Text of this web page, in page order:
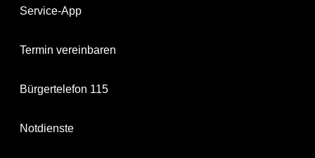
Service-App
Termin vereinbaren
Bürgertelefon 115
Notdienste